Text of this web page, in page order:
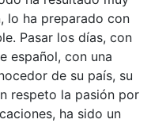
lo ha preparado con
Pasar los días, con
español, con una
de su país, su
respeto la pasión por
ha sido un